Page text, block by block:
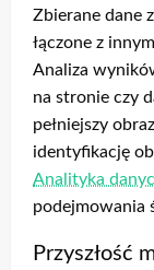
Zbierane dane
łączone z
Analiza
na stronie czy
pełniejszy
identyfikację
Analityka
podejmowania
Przyszłość